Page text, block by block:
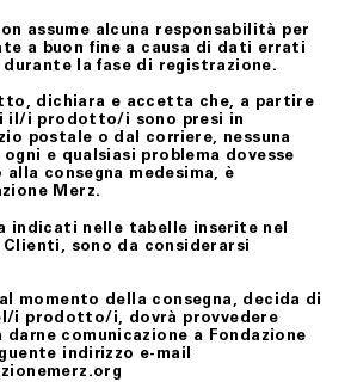
assume alcuna responsabilità per
a buon fine a causa di dati errati
la fase di registrazione.
dichiara e accetta che, a partire
il/i prodotto/i sono presi in
postale o dal corriere, nessuna
e qualsiasi problema dovesse
consegna medesima, è
Merz.
indicati nelle tabelle inserite nel
Clienti, sono da considerarsi
momento della consegna, decida di
i prodotto/i, dovrà provvedere
comunicazione a Fondazione
indirizzo e-mail